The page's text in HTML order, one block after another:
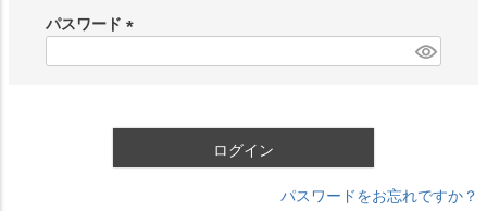
)
パスワード
ログイン
パスワードをお忘れですか？